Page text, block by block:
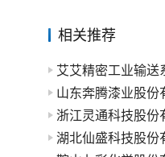
相关推荐
艾艾精密工业输送
山东奔腾漆业股份
浙江灵通科技股份
湖北仙盛科技股份